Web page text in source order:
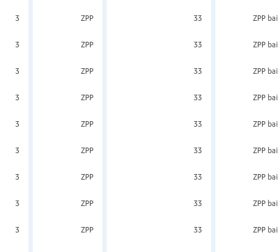
3 ZPP 33 ZPP
3 ZPP 33 ZPP
3 ZPP 33 ZPP
3 ZPP 33 ZPP
3 ZPP 33 ZPP
3 ZPP 33 ZPP
3 ZPP 33 ZPP
3 ZPP 33 ZPP
3 ZPP 33 ZPP